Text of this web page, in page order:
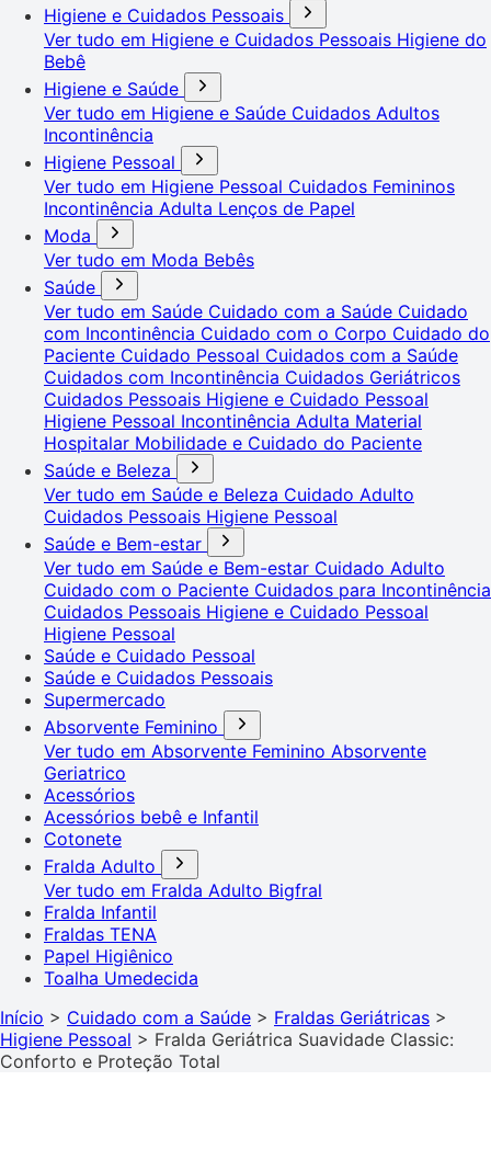
Higiene e Cuidados Pessoais
Ver tudo em Higiene e Cuidados Pessoais Higiene do
Bebê
Higiene e Saúde
Ver tudo em Higiene e Saúde Cuidados Adultos
Incontinência
Higiene Pessoal
Ver tudo em Higiene Pessoal Cuidados Femininos
Incontinência Adulta Lenços de Papel
Moda
Ver tudo em Moda Bebês
Saúde
Ver tudo em Saúde Cuidado com a Saúde Cuidado
com Incontinência Cuidado com o Corpo Cuidado do
Paciente Cuidado Pessoal Cuidados com a Saúde
Cuidados com Incontinência Cuidados Geriátricos
Cuidados Pessoais Higiene e Cuidado Pessoal
Higiene Pessoal Incontinência Adulta Material
Hospitalar Mobilidade e Cuidado do Paciente
Saúde e Beleza
Ver tudo em Saúde e Beleza Cuidado Adulto
Cuidados Pessoais Higiene Pessoal
Saúde e Bem-estar
Ver tudo em Saúde e Bem-estar Cuidado Adulto
Cuidado com o Paciente Cuidados para Incontinência
Cuidados Pessoais Higiene e Cuidado Pessoal
Higiene Pessoal
Saúde e Cuidado Pessoal
Saúde e Cuidados Pessoais
Supermercado
Absorvente Feminino
Ver tudo em Absorvente Feminino Absorvente
Geriatrico
Acessórios
Acessórios bebê e Infantil
Cotonete
Fralda Adulto
Ver tudo em Fralda Adulto Bigfral
Fralda Infantil
Fraldas TENA
Papel Higiênico
Toalha Umedecida
Início > Cuidado com a Saúde > Fraldas Geriátricas >
Higiene Pessoal > Fralda Geriátrica Suavidade Classic:
Conforto e Proteção Total